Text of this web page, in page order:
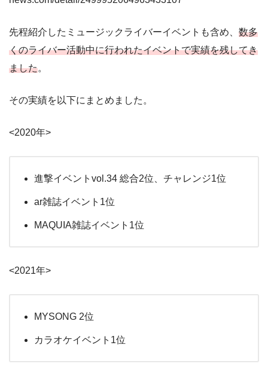
先程紹介したミュージックライバーイベントも含め、 数多
くのライバー活動中に行われたイベントで実績を残してき
ました。
その実績を以下にまとめました。
<2020年>
進撃イベントvol.34 総合2位、チャレンジ1位
ar雑誌イベント1位
MAQUIA雑誌イベント1位
<2021年>
MYSONG 2位
カラオケイベント1位